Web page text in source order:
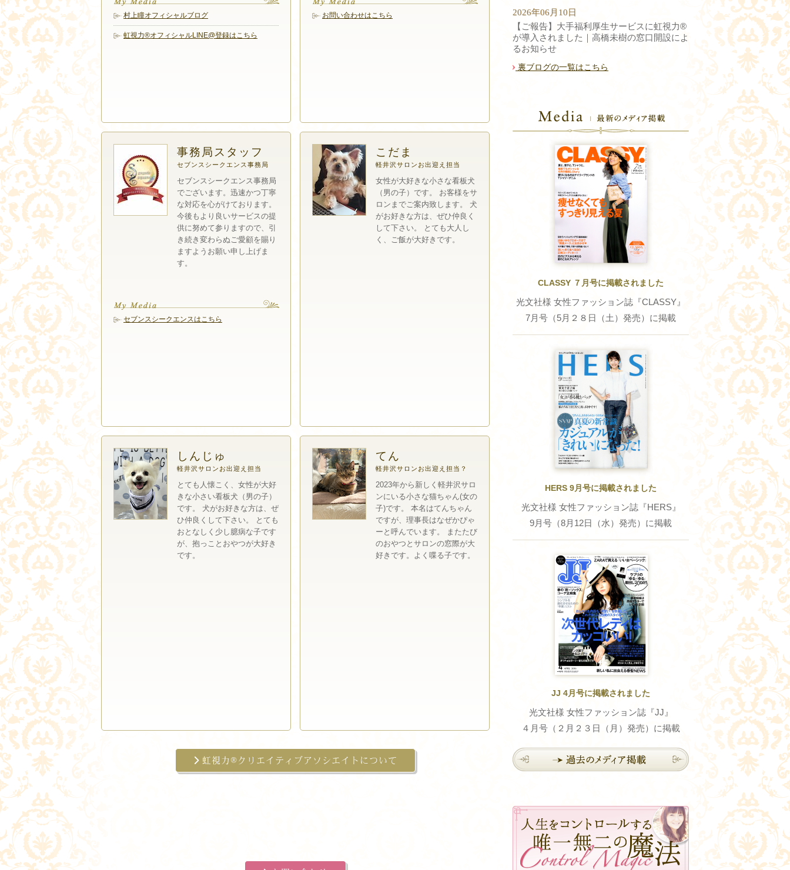
村上瞳オフィシャルブログ
虹視力®︎オフィシャルLINE@登録はこちら
お問い合わせはこちら
事務局スタッフ
セブンスシークエンス事務局
セブンスシークエンス事務局
でございます。迅速かつ丁寧
な対応を心がけております。
今後もより良いサービスの提
供に努めて参りますので、引
き続き変わらぬご愛顧を賜り
ますようお願い申し上げま
す。
セブンスシークエンスはこちら
こだま
軽井沢サロンお出迎え担当
女性が大好きな小さな看板犬
（男の子）です。 お客様をサ
ロンまでご案内致します。 犬
がお好きな方は、ぜひ仲良く
して下さい。 とても大人し
く、ご飯が大好きです。
しんじゅ
軽井沢サロンお出迎え担当
とても人懐こく、女性が大好
きな小さい看板犬（男の子）
です。 犬がお好きな方は、ぜ
ひ仲良くして下さい。 とても
おとなしく少し臆病な子です
が、抱っことおやつが大好き
です。
てん
軽井沢サロンお出迎え担当？
2023年から新しく軽井沢サロ
ンにいる小さな猫ちゃん(女の
子)です。 本名はてんちゃん
ですが、理事長はなぜかぴゃ
ーと呼んでいます。 またたび
のおやつとサロンの窓際が大
好きです。よく喋る子です。
虹視力®クリエイティブアソシエイトについて
2026年06月10日
【ご報告】大手福利厚生サービスに虹視力®︎
が導入されました｜高橋未樹の窓口開設によ
るお知らせ
裏ブログの一覧はこちら
CLASSY ７月号に掲載されました
光文社様 女性ファッション誌『CLASSY』
7月号（5月２８日（土）発売）に掲載
HERS 9月号に掲載されました
光文社様 女性ファッション誌『HERS』
9月号（8月12日（水）発売）に掲載
JJ 4月号に掲載されました
光文社様 女性ファッション誌『JJ』
４月号（２月２３日（月）発売）に掲載